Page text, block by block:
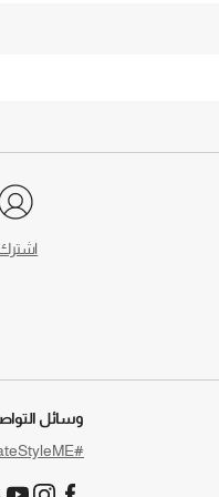
وسائل
#CrateStyleME